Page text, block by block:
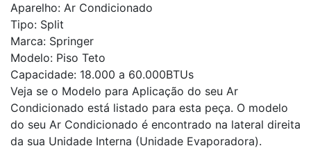
Aparelho: Ar Condicionado
Tipo: Split
Marca: Springer
Modelo: Piso Teto
Capacidade: 18.000 a 60.000BTUs
Veja se o Modelo para Aplicação do seu Ar
Condicionado está listado para esta peça. O modelo
do seu Ar Condicionado é encontrado na lateral direita
da sua Unidade Interna (Unidade Evaporadora).